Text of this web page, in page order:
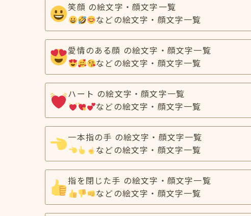
笑顔 の絵文字・顔文字一覧
などの絵文字・顔文字一覧
愛情のある顔 の絵文字・顔文字一覧
などの絵文字・顔文字一覧
ハート の絵文字・顔文字一覧
などの絵文字・顔文字一覧
一本指の手 の絵文字・顔文字一覧
などの絵文字・顔文字一覧
指を閉じた手 の絵文字・顔文字一覧
などの絵文字・顔文字一覧